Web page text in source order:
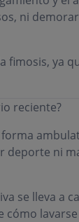
ni
fimosis, ya
reciente?
ni
se lleva a
cómo